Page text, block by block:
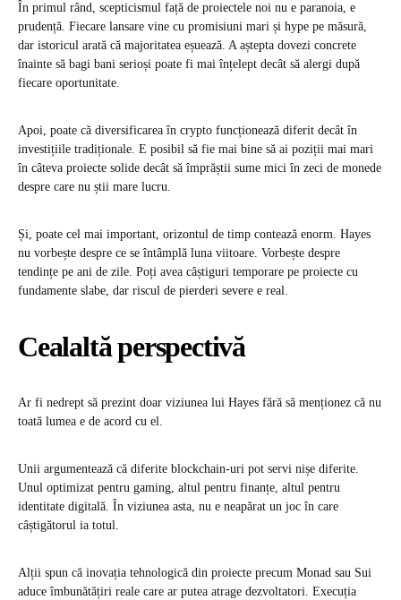
În primul rând, scepticismul față de proiectele noi nu e paranoia, e
prudență. Fiecare lansare vine cu promisiuni mari și hype pe măsură,
dar istoricul arată că majoritatea eșuează. A aștepta dovezi concrete
înainte să bagi bani serioși poate fi mai înțelept decât să alergi după
fiecare oportunitate.
Apoi, poate că diversificarea în crypto funcționează diferit decât în
investițiile tradiționale. E posibil să fie mai bine să ai poziții mai mari
în câteva proiecte solide decât să împrăștii sume mici în zeci de monede
despre care nu știi mare lucru.
Și, poate cel mai important, orizontul de timp contează enorm. Hayes
nu vorbește despre ce se întâmplă luna viitoare. Vorbește despre
tendințe pe ani de zile. Poți avea câștiguri temporare pe proiecte cu
fundamente slabe, dar riscul de pierderi severe e real.
Cealaltă perspectivă
Ar fi nedrept să prezint doar viziunea lui Hayes fără să menționez că nu
toată lumea e de acord cu el.
Unii argumentează că diferite blockchain-uri pot servi nișe diferite.
Unul optimizat pentru gaming, altul pentru finanțe, altul pentru
identitate digitală. În viziunea asta, nu e neapărat un joc în care
câștigătorul ia totul.
Alții spun că inovația tehnologică din proiecte precum Monad sau Sui
aduce îmbunătățiri reale care ar putea atrage dezvoltatori. Execuția